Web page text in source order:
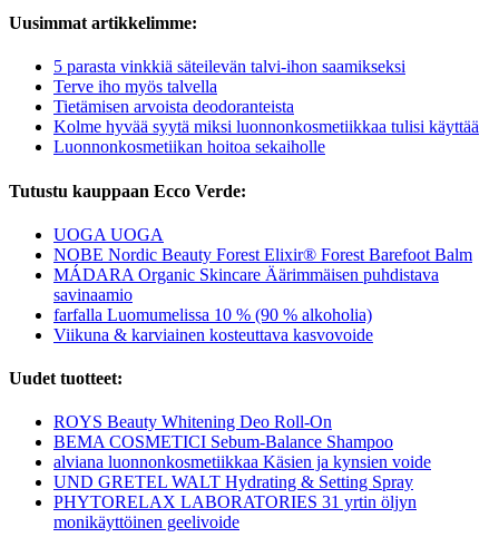
Uusimmat artikkelimme:
5 parasta vinkkiä säteilevän talvi-ihon saamikseksi
Terve iho myös talvella
Tietämisen arvoista deodoranteista
Kolme hyvää syytä miksi luonnonkosmetiikkaa tulisi käyttää
Luonnonkosmetiikan hoitoa sekaiholle
Tutustu kauppaan Ecco Verde:
UOGA UOGA
NOBE Nordic Beauty Forest Elixir® Forest Barefoot Balm
MÁDARA Organic Skincare Äärimmäisen puhdistava
savinaamio
farfalla Luomumelissa 10 % (90 % alkoholia)
Viikuna & karviainen kosteuttava kasvovoide
Uudet tuotteet:
ROYS Beauty Whitening Deo Roll-On
BEMA COSMETICI Sebum-Balance Shampoo
alviana luonnonkosmetiikkaa Käsien ja kynsien voide
UND GRETEL WALT Hydrating & Setting Spray
PHYTORELAX LABORATORIES 31 yrtin öljyn
monikäyttöinen geelivoide